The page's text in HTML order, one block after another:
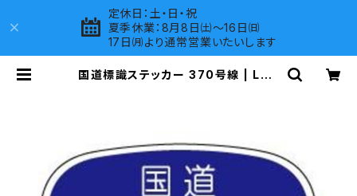
定休日：土・日・祝
夏季休業：8月8日㈯～16日㈰
17日㈪より通常営業いたいします
国道標識ステッカー 370号線 | LOV